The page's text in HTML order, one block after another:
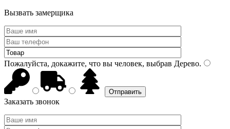
Вызвать замерщика
Пожалуйста, докажите, что вы человек, выбрав Дерево.
Заказать звонок